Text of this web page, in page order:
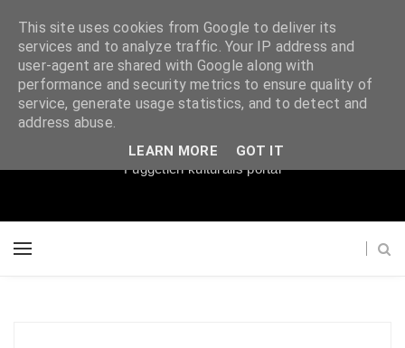
Súgópéldány
Független kulturális portál
This site uses cookies from Google to deliver its
services and to analyze traffic. Your IP address and
user-agent are shared with Google along with
performance and security metrics to ensure quality of
service, generate usage statistics, and to detect and
address abuse.
LEARN MORE GOT IT